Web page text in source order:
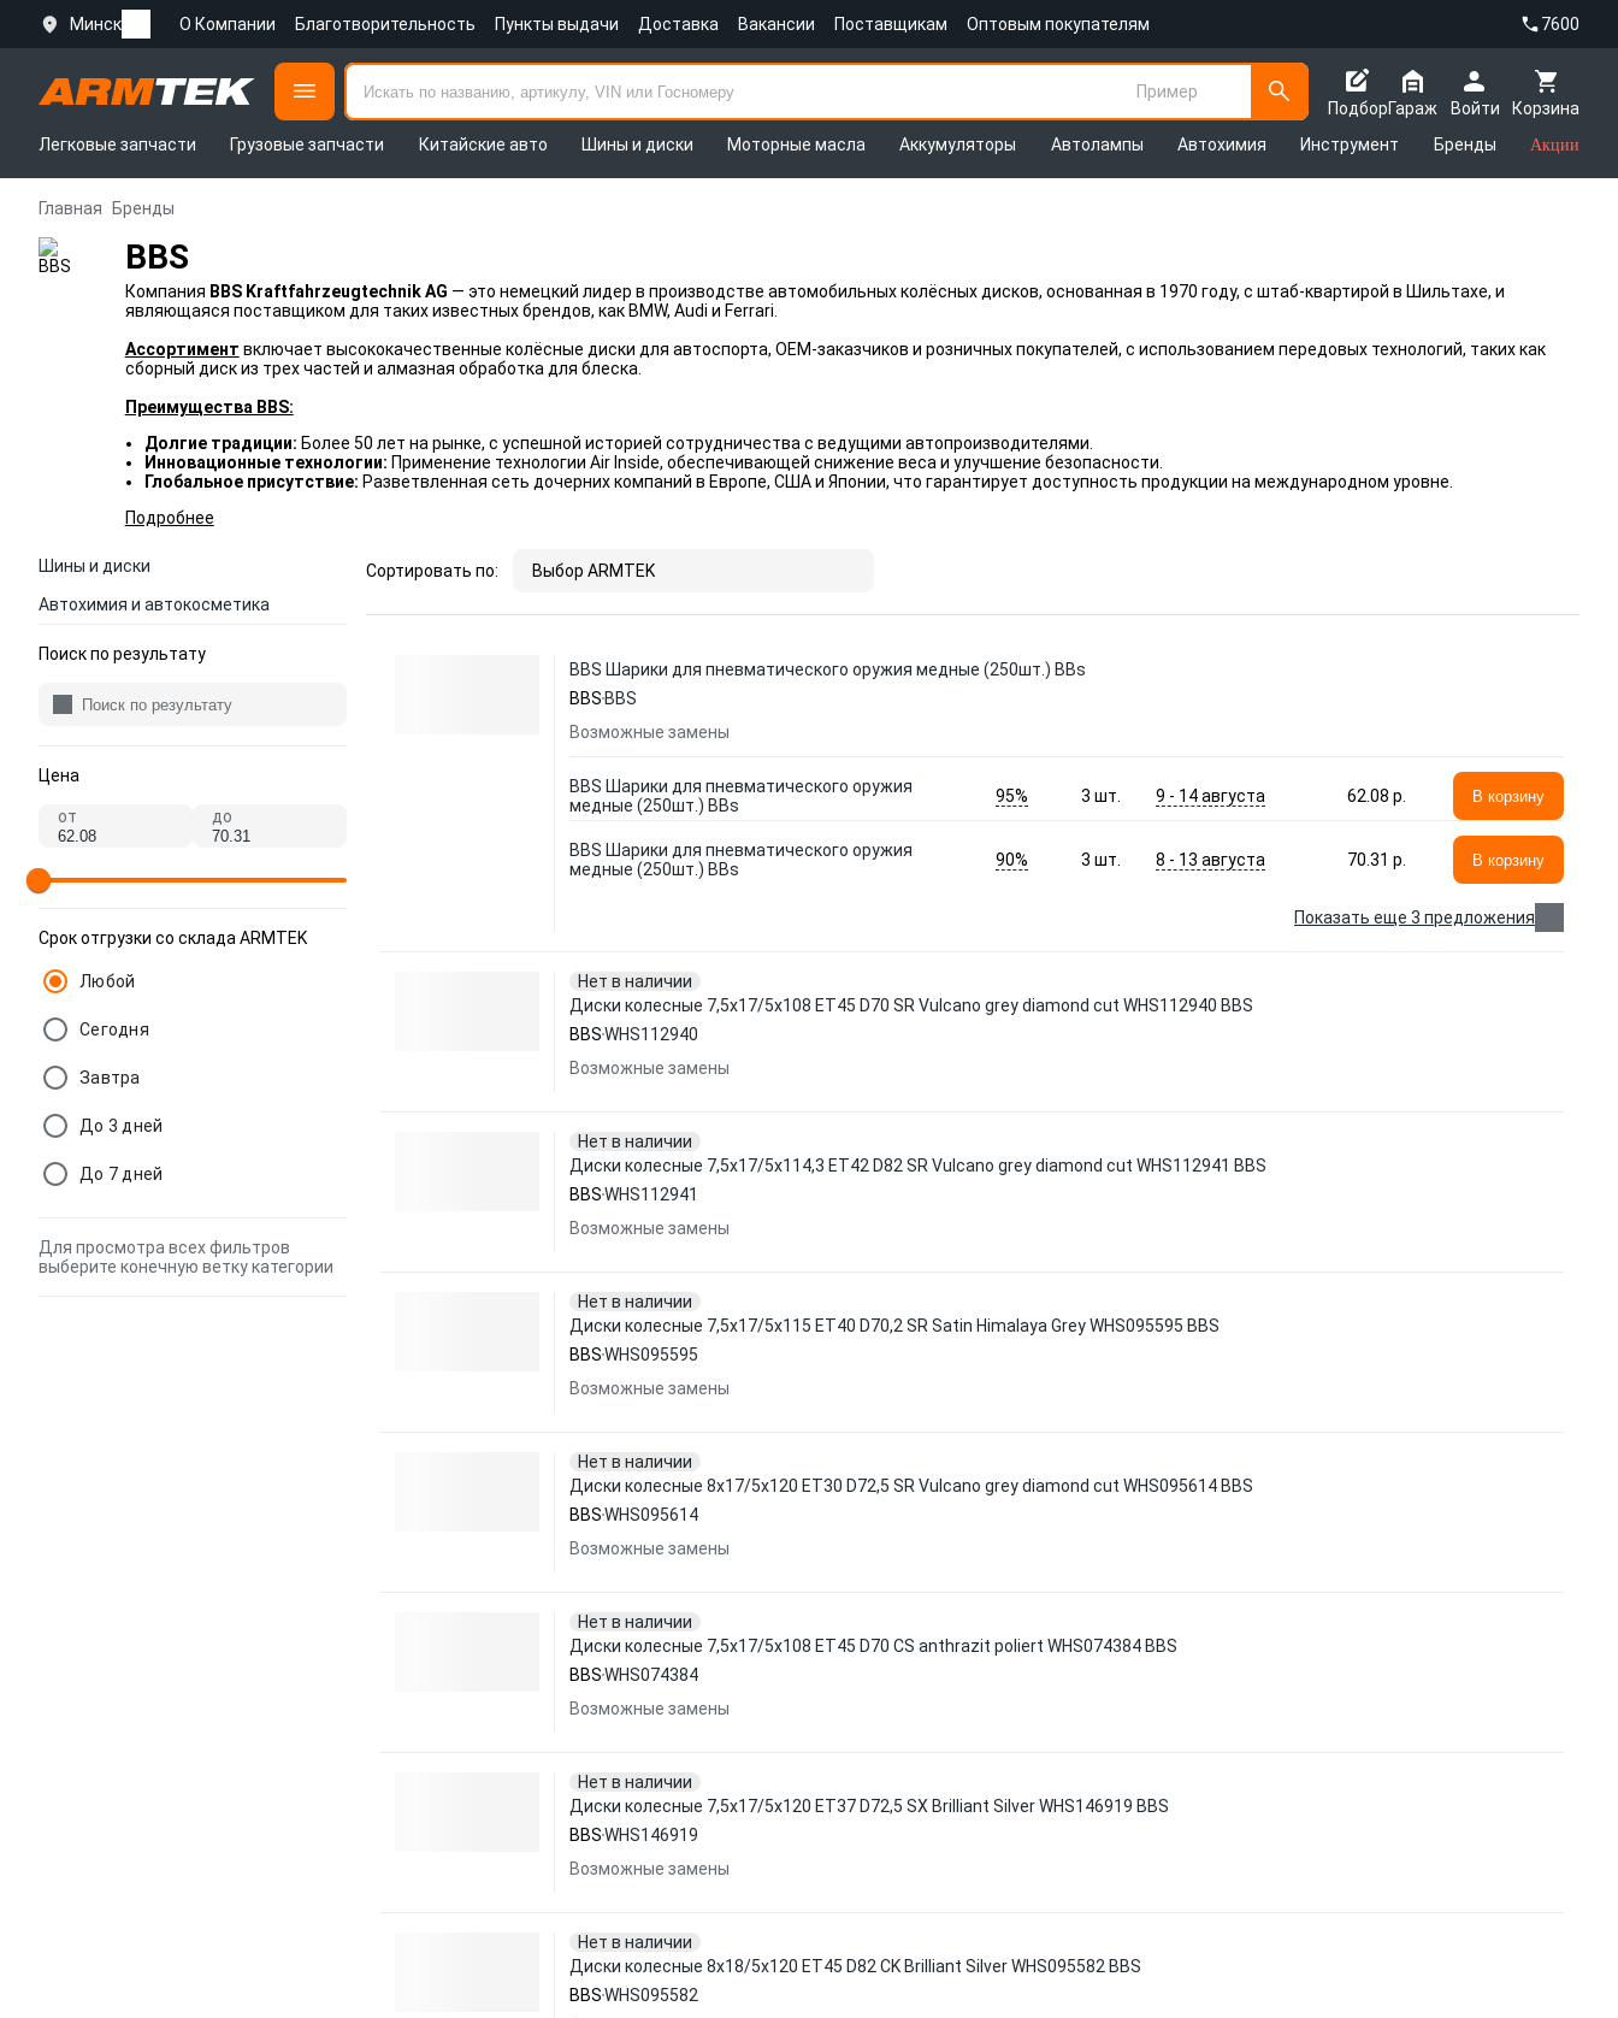
Минск О Компании Благотворительность Пункты выдачи Доставка Вакансии Поставщикам Оптовым покупателям 7600
Пример
Подбор
Корзина
Гараж
Войти
Легковые запчасти
Грузовые запчасти Китайские авто Шины и диски Моторные масла Аккумуляторы Автолампы Автохимия Инструмент Бренды Акции
Главная Бренды
BBS
Компания BBS Kraftfahrzeugtechnik AG — это немецкий лидер в производстве автомобильных колёсных дисков, основанная в 1970 году, с штаб-квартирой в Шильтахе, и
являющаяся поставщиком для таких известных брендов, как BMW, Audi и Ferrari.
Ассортимент включает высококачественные колёсные диски для автоспорта, OEM-заказчиков и розничных покупателей, с использованием передовых технологий, таких как
сборный диск из трех частей и алмазная обработка для блеска.
Преимущества BBS:
Долгие традиции: Более 50 лет на рынке, с успешной историей сотрудничества с ведущими автопроизводителями.
Инновационные технологии: Применение технологии Air Inside, обеспечивающей снижение веса и улучшение безопасности.
Глобальное присутствие: Разветвленная сеть дочерних компаний в Европе, США и Японии, что гарантирует доступность продукции на международном уровне.
Подробнее
Шины и диски
Автохимия и автокосметика
Поиск по результату
Цена
от до
Срок отгрузки со склада ARMTEK
Любой
Сегодня
Завтра
До 3 дней
До 7 дней
Для просмотра всех фильтров
выберите конечную ветку категории
Сортировать по: Выбор ARMTEK
BBS Шарики для пневматического оружия медные (250шт.) BBs
BBS BBS
Возможные замены
BBS Шарики для пневматического оружия
медные (250шт.) BBs
95% 3шт. 9 - 14 августа 62.08 p. В корзину
BBS Шарики для пневматического оружия
медные (250шт.) BBs
90% 3шт. 8 - 13 августа 70.31 p. В корзину
Показать еще 3 предложения
Нет в наличии
Диски колесные 7,5x17/5x108 ET45 D70 SR Vulcano grey diamond cut WHS112940 BBS
BBSWHS112940
Возможные замены
Нет в наличии
Диски колесные 7,5x17/5x114,3 ET42 D82 SR Vulcano grey diamond cut WHS112941 BBS
BBSWHS112941
Возможные замены
Нет в наличии
Диски колесные 7,5x17/5x115 ET40 D70,2 SR Satin Himalaya Grey WHS095595 BBS
BBSWHS095595
Возможные замены
Нет в наличии
Диски колесные 8x17/5x120 ET30 D72,5 SR Vulcano grey diamond cut WHS095614 BBS
BBSWHS095614
Возможные замены
Нет в наличии
Диски колесные 7,5x17/5x108 ET45 D70 CS anthrazit poliert WHS074384 BBS
BBSWHS074384
Возможные замены
Нет в наличии
Диски колесные 7,5x17/5x120 ET37 D72,5 SX Brilliant Silver WHS146919 BBS
BBSWHS146919
Возможные замены
Нет в наличии
Диски колесные 8x18/5x120 ET45 D82 CK Brilliant Silver WHS095582 BBS
BBSWHS095582